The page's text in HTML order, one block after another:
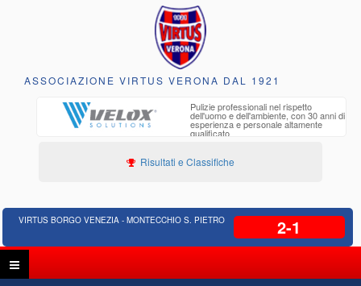
ASSOCIAZIONE VIRTUS VERONA DAL 1921
Pulizie professionali nel rispetto
dell'uomo e dell'ambiente, con 30 anni di
esperienza e personale altamente
qualificato
Risultati e Classifiche
VIRTUS BORGO VENEZIA - MONTECCHIO S. PIETRO 2-1